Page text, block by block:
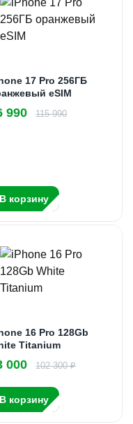
17 Pro 256ГБ
eSIM
990 115 990
В корзину
16 Pro 128Gb
Titanium
000 102 300 ₽
В корзину